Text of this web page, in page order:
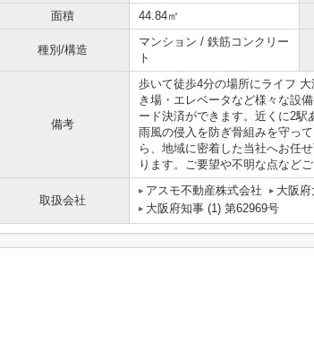
面積
44.84㎡
種別/構造
マンション / 鉄筋コンクリー
ト
備考
歩いて徒歩4分の場所にライフ
き場・エレベータなど様々な設
ード決済ができます。近くに2駅
雨風の侵入を防ぎ骨組みを守っ
ら、地域に密着した当社へお任
ります。ご要望や不明な点など
取扱会社
アスモ不動産株式会社 大阪
大阪府知事 (1) 第62969号